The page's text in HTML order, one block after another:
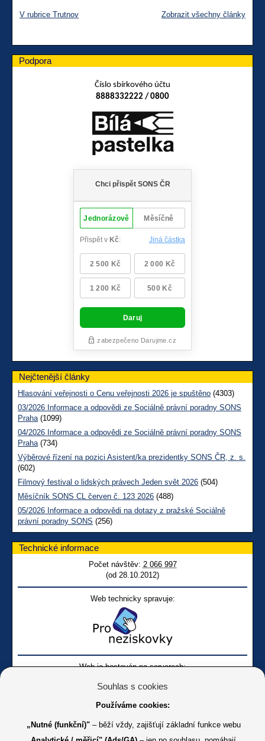
V rubrice Trutnov Zobrazit všechny články
Podpora
Číslo sbírkového účtu
8888332222 / 0800
Nejčtenější články
Hlasování veřejnosti o Cenu veřejnosti 2026 je spuštěno (4303)
03/2026 Informace a odpovědi ze Sociálně právní poradny SONS
Praha(1099)
04/2026 Informace a odpovědi ze Sociálně právní poradny SONS
Praha(734)
Výběrové řízení na pozici Asistent/ka prezidentky SONS ČR, z. s.
(602)
Filmový festival o lidských právech Jeden svět 2026 (504)
Měsíčník SONS CL červen č. 123 2026 (488)
05/2026 Informace a odpovědi na dotazy z pražské Sociálně
právní poradny SONS (256)
Technické informace
Počet návštěv: 2 066 997
(od 28.10.2012)
Web technicky spravuje:
Web je hostován na serverech:
Souhlas s cookies
Používáme cookies:
„Nutné (funkční)" – běží vždy, zajišťují základní funkce webu